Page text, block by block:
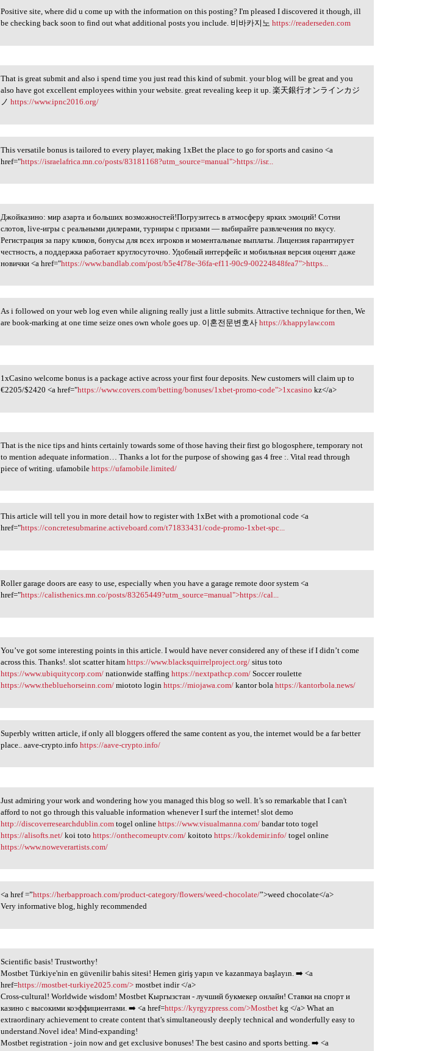
Positive site, where did u
Positive site, where did u come up with the information on this posting? I'm pleased I discovered it though, ill
be checking back soon to find out what additional posts you include. 비바카지노https://readerseden.com
That is great submit and also
That is great submit and also i spend time you just read this kind of submit. your blog will be great and you
also have got excellent employees within your website. great revealing keep it up. 楽天銀行オンラインカジ
ノhttps://www.ipnc2016.org/
This versatile bonus is
This versatile bonus is tailored to every player, making 1xBet the place to go for sports and casino <a
href="https://israelafrica.mn.co/posts/83181168?utm_source=manual">https://isr...
Джойказино: мир азарта и
Джойказино: мир азарта и больших возможностей!Погрузитесь в атмосферу ярких эмоций! Сотни
слотов, live-игры с реальными дилерами, турниры с призами — выбирайте развлечения по вкусу.
Регистрация за пару кликов, бонусы для всех игроков и моментальные выплаты. Лицензия гарантирует
честность, а поддержка работает круглосуточно. Удобный интерфейс и мобильная версия оценят даже
новички <a href="https://www.bandlab.com/post/b5e4f78e-36fa-ef11-90c9-00224848fea7">https...
As i followed on your web log
As i followed on your web log even while aligning really just a little submits. Attractive technique for then, We
are book-marking at one time seize ones own whole goes up. 이혼전문변호사https://khappylaw.com
1xCasino welcome bonus is a
1xCasino welcome bonus is a package active across your first four deposits. New customers will claim up to
€2205/$2420 <a href="https://www.covers.com/betting/bonuses/1xbet-promo-code">1xcasino kz</a>
That is the nice tips and
That is the nice tips and hints certainly towards some of those having their first go blogosphere, temporary not
to mention adequate information… Thanks a lot for the purpose of showing gas 4 free :. Vital read through
piece of writing. ufamobilehttps://ufamobile.limited/
This article will tell you in
This article will tell you in more detail how to register with 1xBet with a promotional code <a
href="https://concretesubmarine.activeboard.com/t71833431/code-promo-1xbet-spc...
Roller garage doors are easy
Roller garage doors are easy to use, especially when you have a garage remote door system <a
href="https://calisthenics.mn.co/posts/83265449?utm_source=manual">https://cal...
You’ve got some interesting
You’ve got some interesting points in this article. I would have never considered any of these if I didn’t come
across this. Thanks!. slot scatter hitamhttps://www.blacksquirrelproject.org/ situs toto
https://www.ubiquitycorp.com/ nationwide staffinghttps://nextpathcp.com/ Soccer roulette
https://www.thebluehorseinn.com/ miototo loginhttps://miojawa.com/ kantor bolahttps://kantorbola.news/
Superbly written article, if
Superbly written article, if only all bloggers offered the same content as you, the internet would be a far better
place.. aave-crypto.infohttps://aave-crypto.info/
Just admiring your work and
Just admiring your work and wondering how you managed this blog so well. It’s so remarkable that I can't
afford to not go through this valuable information whenever I surf the internet! slot demo
http://discoverresearchdublin.com togel onlinehttps://www.visualmanna.com/ bandar toto togel
https://alisofts.net/ koi totohttps://onthecomeuptv.com/ koitotohttps://kokdemir.info/ togel online
https://www.noweverartists.com/
<a href =”https:/
<a href =”https://herbapproach.com/product-category/flowers/weed-chocolate/”>weed chocolate</a>
Very informative blog, highly recommended
Scientific basis! Trustworthy
Scientific basis! Trustworthy!
Mostbet Türkiye'nin en güvenilir bahis sitesi! Hemen giriş yapın ve kazanmaya başlayın. ➡️ <a
href=https://mostbet-turkiye2025.com/> mostbet indir </a>
Cross-cultural! Worldwide wisdom! Mostbet Кыргызстан - лучший букмекер онлайн! Ставки на спорт и
казино с высокими коэффициентами. ➡️ <a href=https://kyrgyzpress.com/>Mostbet kg </a> What an
extraordinary achievement to create content that's simultaneously deeply technical and wonderfully easy to
understand.Novel idea! Mind-expanding!
Mostbet registration - join now and get exclusive bonuses! The best casino and sports betting. ➡️ <a